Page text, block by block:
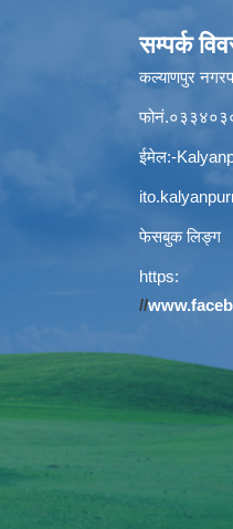
सम्पर्क
कल्याणपुर
ईमेल:-
फेसबुक लिङ्ग
https:
//